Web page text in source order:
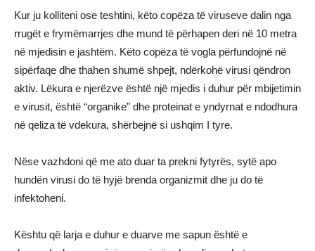
Kur ju kolliteni ose teshtini, këto copëza të viruseve dalin nga
rrugët e frymëmarrjes dhe mund të përhapen deri në 10 metra
në mjedisin e jashtëm. Këto copëza të vogla përfundojnë në
sipërfaqe dhe thahen shumë shpejt, ndërkohë virusi qëndron
aktiv. Lëkura e njerëzve është një mjedis i duhur për mbijetimin
e virusit, është “organike” dhe proteinat e yndyrnat e ndodhura
në qeliza të vdekura, shërbejnë si ushqim I tyre.
Nëse vazhdoni që me ato duar ta prekni fytyrës, sytë apo
hundën virusi do të hyjë brenda organizmit dhe ju do të
infektoheni.
Kështu që larja e duhur e duarve me sapun është e